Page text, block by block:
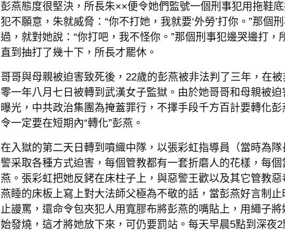
彭燕態度很堅決，所長朱××便令她們監號一個刑事犯用拖鞋
犯不願意，朱就威脅：“你不打她，我就要‘外勞’打你。”那個
過，就對她說：“你打吧，我不怪你。”那個刑事犯邊哭邊打，
直到抽打了幾十下，所長才罷休。
哥哥與母親被迫害致死後，22歲的彭燕被非法判了三年，在
零一年八月七日被轉到武漢女子監獄。由於她哥哥和母親被
曝光，中共政治集團為掩蓋罪行，不擇手段千方百計要轉化
令一定要在短期內“轉化”彭燕。
在入獄的第二天日轉到噴織中隊，以張彩虹指導員（當時為
警采取各種方式迫害，每個管教都有一套折磨人的花樣，每
燕。張彩虹把她反銬在床柱子上，與惡警王歡以及其它管教
燕睡的床板上寫上對大法師父極為不敬的話，當彭燕好言制
止謾罵，還命令包夾犯人用寬膠布將彭燕的嘴貼上，用繩子
始發燒，這才將她放下來，可仍要罰站。每天早晨5點到深夜2